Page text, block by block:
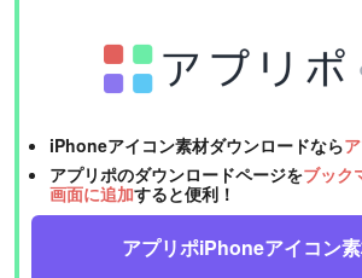
iPhoneアイコン素材ダウンロードなら
アプリポのダウンロードページをブック
画面に追加すると便利！
アプリポiPhoneアイコン